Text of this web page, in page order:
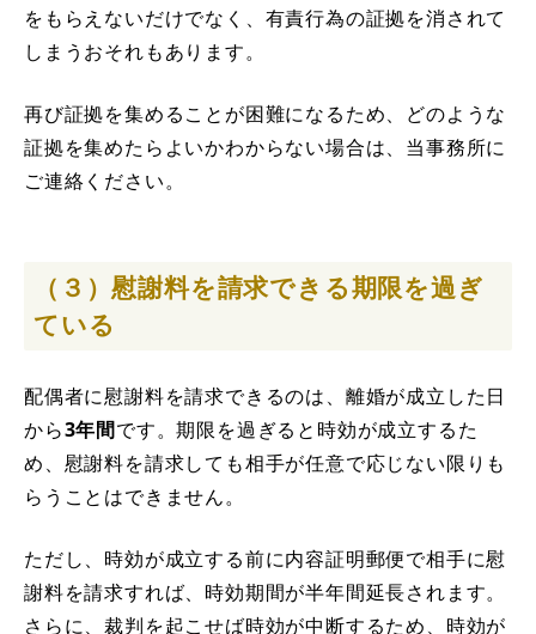
をもらえないだけでなく、有責行為の証拠を消されて
しまうおそれもあります。
再び証拠を集めることが困難になるため、どのような
証拠を集めたらよいかわからない場合は、当事務所に
ご連絡ください。
（３）慰謝料を請求できる期限を過ぎ
ている
配偶者に慰謝料を請求できるのは、離婚が成立した日
から3年間です。期限を過ぎると時効が成立するた
め、慰謝料を請求しても相手が任意で応じない限りも
らうことはできません。
ただし、時効が成立する前に内容証明郵便で相手に慰
謝料を請求すれば、時効期間が半年間延長されます。
さらに、裁判を起こせば時効が中断するため、時効が